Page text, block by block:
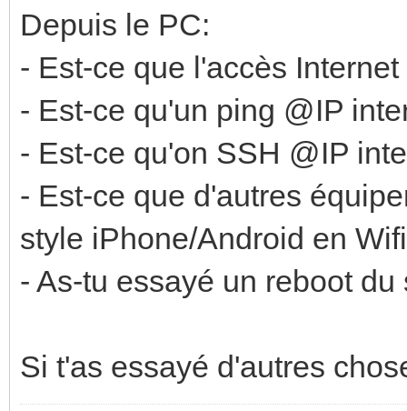
Depuis le PC:
- Est-ce que l'accès
- Est-ce qu'un ping @IP
- Est-ce qu'on SSH @IP
- Est-ce que d'autres
style iPhone/Android en
- As-tu essayé un reboot
Si t'as essayé d'autres